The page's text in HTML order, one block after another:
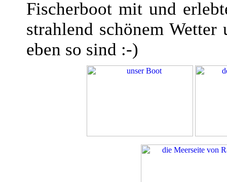
Fischerboot mit und
strahlend schönem
eben so sind :-)